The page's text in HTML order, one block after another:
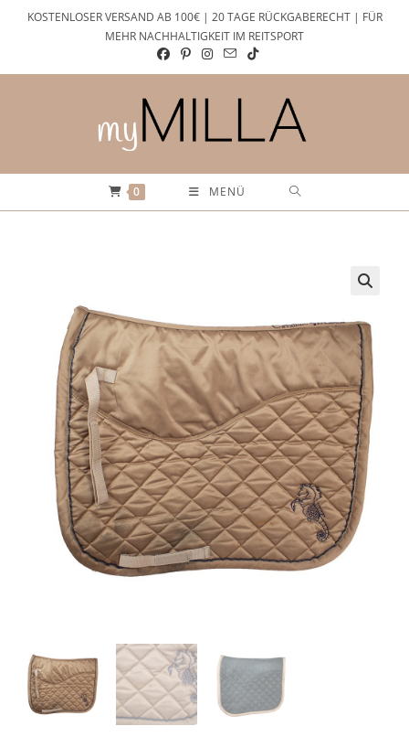
KOSTENLOSER VERSAND AB 100€ | 20 TAGE RÜCKGABERECHT | FÜR
MEHR NACHHALTIGKEIT IM REITSPORT
0 MENÜ